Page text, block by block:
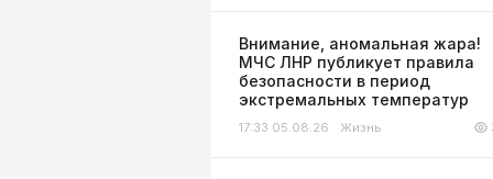
Внимание, аномальная жара!
МЧС ЛНР публикует правила
безопасности в период
экстремальных температур
17:33 05.08.26 Жизнь